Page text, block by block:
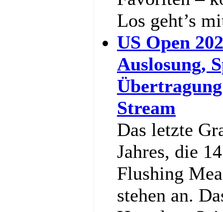
Los geht’s
US Open
Auslosung,
Stream
Das letzte
Jahres, die
Flushing
stehen an.